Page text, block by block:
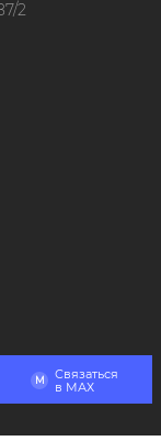
2
M
Связаться
в МАХ